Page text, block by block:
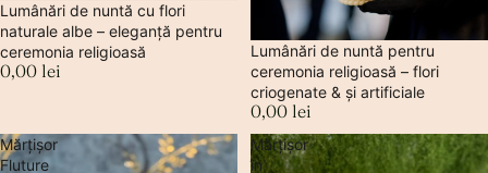
Sold out
Lumânări de nuntă cu flori
naturale albe – eleganță pentru
ceremonia religioasă
0,00 lei
Sold out
Lumânări de nuntă pentru
ceremonia religioasă – flori
criogenate & și artificiale
0,00 lei
Mărțișor
Fluture
Mărțișor
în